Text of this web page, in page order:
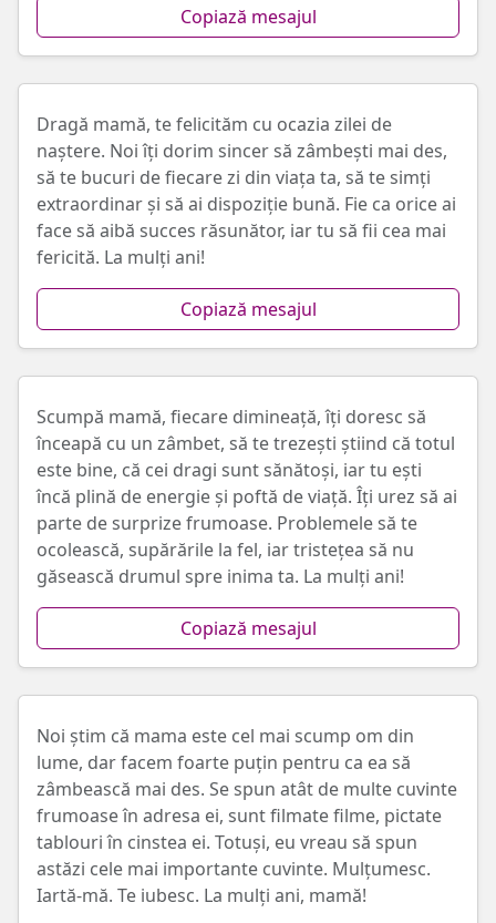
Copiază mesajul
Dragă mamă, te felicităm cu ocazia zilei de
naștere. Noi îți dorim sincer să zâmbești mai des,
să te bucuri de fiecare zi din viața ta, să te simți
extraordinar și să ai dispoziție bună. Fie ca orice ai
face să aibă succes răsunător, iar tu să fii cea mai
fericită. La mulți ani!
Copiază mesajul
Scumpă mamă, fiecare dimineață, îți doresc să
înceapă cu un zâmbet, să te trezești știind că totul
este bine, că cei dragi sunt sănătoși, iar tu ești
încă plină de energie și poftă de viață. Îți urez să ai
parte de surprize frumoase. Problemele să te
ocolească, supărările la fel, iar tristețea să nu
găsească drumul spre inima ta. La mulți ani!
Copiază mesajul
Noi știm că mama este cel mai scump om din
lume, dar facem foarte puțin pentru ca ea să
zâmbească mai des. Se spun atât de multe cuvinte
frumoase în adresa ei, sunt filmate filme, pictate
tablouri în cinstea ei. Totuși, eu vreau să spun
astăzi cele mai importante cuvinte. Mulțumesc.
Iartă-mă. Te iubesc. La mulți ani, mamă!